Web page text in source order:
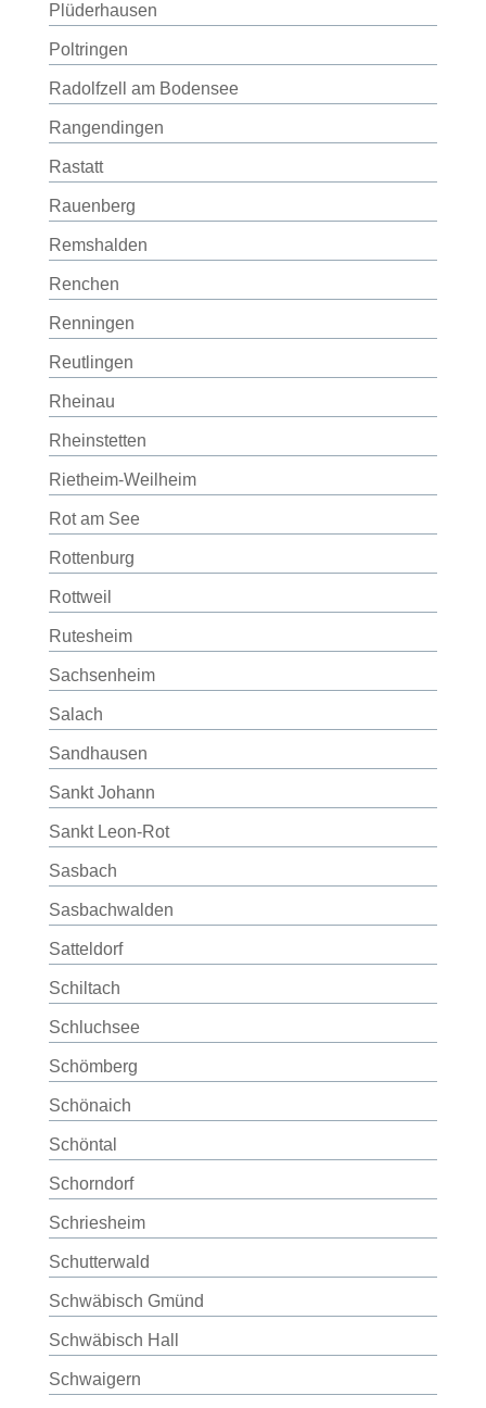
Plüderhausen
Poltringen
Radolfzell am Bodensee
Rangendingen
Rastatt
Rauenberg
Remshalden
Renchen
Renningen
Reutlingen
Rheinau
Rheinstetten
Rietheim-Weilheim
Rot am See
Rottenburg
Rottweil
Rutesheim
Sachsenheim
Salach
Sandhausen
Sankt Johann
Sankt Leon-Rot
Sasbach
Sasbachwalden
Satteldorf
Schiltach
Schluchsee
Schömberg
Schönaich
Schöntal
Schorndorf
Schriesheim
Schutterwald
Schwäbisch Gmünd
Schwäbisch Hall
Schwaigern